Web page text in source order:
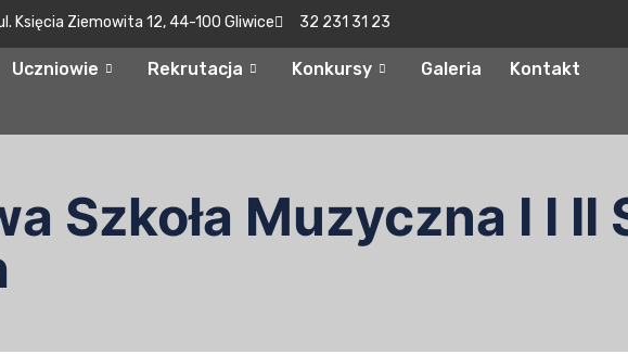
Księcia Ziemowita 12, 44-100 Gliwice 32 231 31 23
Uczniowie Rekrutacja Konkursy Galeria Kontakt
Szkoła Muzyczna I I II